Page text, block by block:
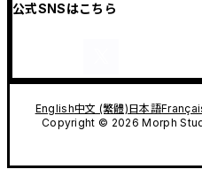
公式SNSはこちら
English中文 (繁體)日本語
Copyright © 2026 Morph